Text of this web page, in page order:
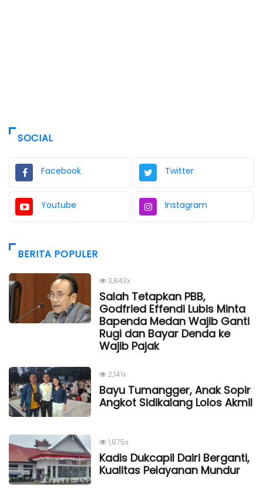
SOCIAL
Facebook Twitter
Youtube Instagram
BERITA POPULER
3,843x
Salah Tetapkan PBB,
Godfried Effendi Lubis Minta
Bapenda Medan Wajib Ganti
Rugi dan Bayar Denda ke
Wajib Pajak
2,141x
Bayu Tumangger, Anak Sopir
Angkot Sidikalang Lolos Akmil
1,875x
Kadis Dukcapil Dairi Berganti,
Kualitas Pelayanan Mundur